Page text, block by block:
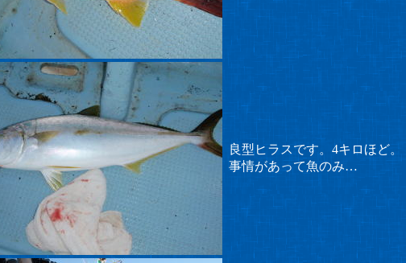
良型ヒラスです。4キロほど。
事情があって魚のみ…